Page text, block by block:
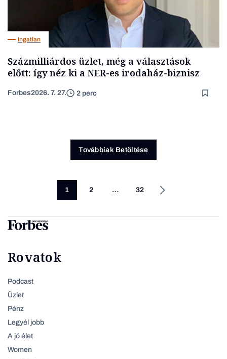
Ingatlan
Százmilliárdos üzlet, még a választások
előtt: így néz ki a NER-es irodaház-biznisz
Forbes2026. 7. 27. 2 perc
Továbbiak Betöltése
1 2 … 32
Rovatok
Podcast
Üzlet
Pénz
Legyél jobb
A jó élet
Women